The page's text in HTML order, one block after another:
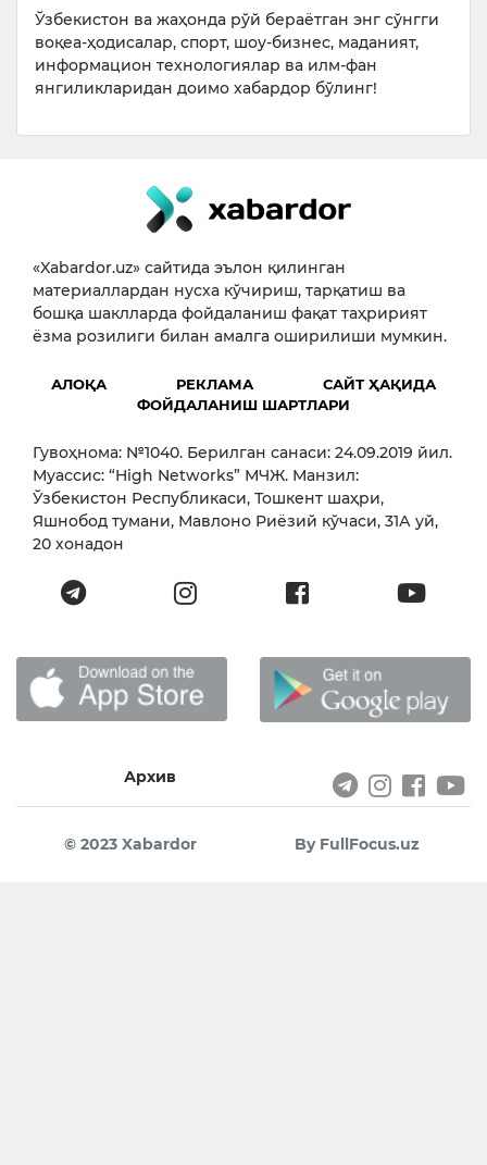
Ўзбекистон ва жаҳонда рўй бераётган энг сўнгги
воқеа-ҳодисалар, спорт, шоу-бизнес, маданият,
информацион технологиялар ва илм-фан
янгиликларидан доимо хабардор бўлинг!
«Xabardor.uz» сайтида эълон қилинган
материаллардан нусха кўчириш, тарқатиш ва
бошқа шаклларда фойдаланиш фақат таҳририят
ёзма розилиги билан амалга оширилиши мумкин.
АЛОҚА РЕКЛАМА
САЙТ ҲАҚИДА
ФОЙДАЛАНИШ ШАРТЛАРИ
Гувоҳнома: №1040. Берилган санаси: 24.09.2019 йил.
Муассис: “High Networks” МЧЖ. Манзил:
Ўзбекистон Республикаси, Тошкент шаҳри,
Яшнобод тумани, Мавлоно Риёзий кўчаси, 31А уй,
20 хонадон
Архив
© 2023 Xabardor By FullFocus.uz